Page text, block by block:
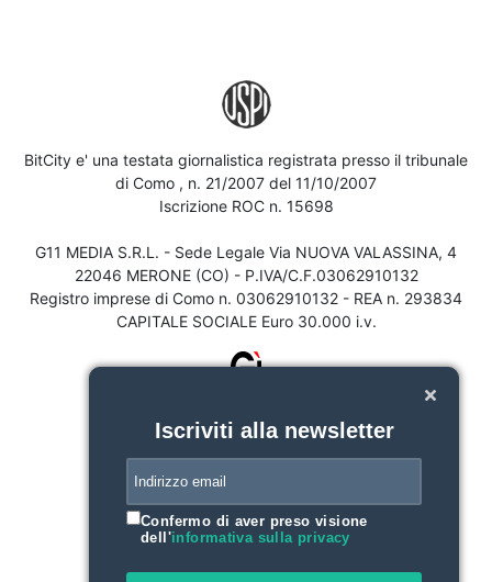
BitCity e' una testata giornalistica registrata presso il tribunale
di Como , n. 21/2007 del 11/10/2007
Iscrizione ROC n. 15698
G11 MEDIA S.R.L. - Sede Legale Via NUOVA VALASSINA, 4
22046 MERONE (CO) - P.IVA/C.F.03062910132
Registro imprese di Como n. 03062910132 - REA n. 293834
CAPITALE SOCIALE Euro 30.000 i.v.
Iscriviti alla newsletter
Confermo di aver preso visione
dell'informativa sulla privacy